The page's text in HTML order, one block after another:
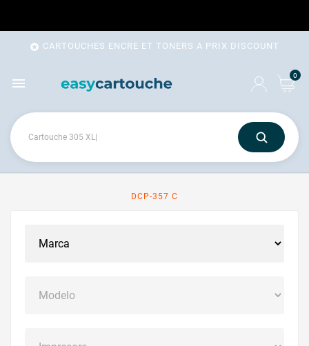
 CARTOUCHES ENCRE ET TONERS A PRIX DISCOUNT
 0
DCP-357 C